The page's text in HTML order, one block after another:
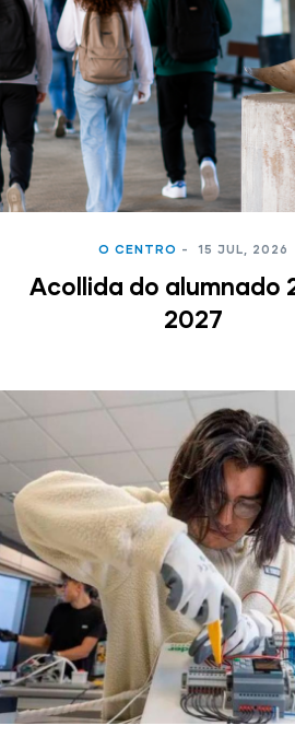
O CENTRO - 15 JUL, 2026
Acollida do alumnado
2027